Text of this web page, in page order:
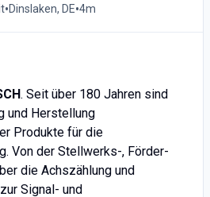
•Dinslaken, DE•4m
. Seit über 180 Jahren sind
und Herstellung
Produkte für die
Von der Stellwerks-, Förder-
die Achszählung und
Signal- und